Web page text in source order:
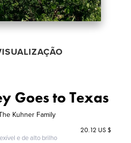
Goes to Texas
Kuhner Family
e de alto brilho
20.12 US $